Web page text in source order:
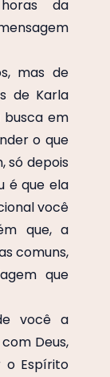
da
mas de
de Karla
em
o que
só depois
é que ela
você
que, a
comuns,
que
você a
Deus,
o Espírito